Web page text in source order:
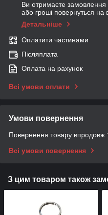
Ви отримаєте замовлення
або гроші повернуться на
Детальніше
Оплатити частинами
Післяплата
Оплата на рахунок
Всі умови оплати
Умови повернення
Повернення товару впродовж
Всі умови повернення
З цим товаром також